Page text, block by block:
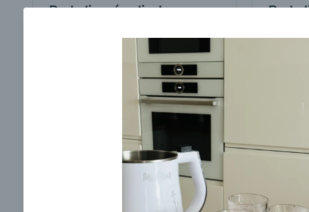
Brokolicová polievka s
Zobraziť
Odber noviniek a akcií
Odoslaním registrácie na Newsletter